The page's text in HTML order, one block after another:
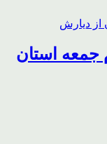
جمعه استان